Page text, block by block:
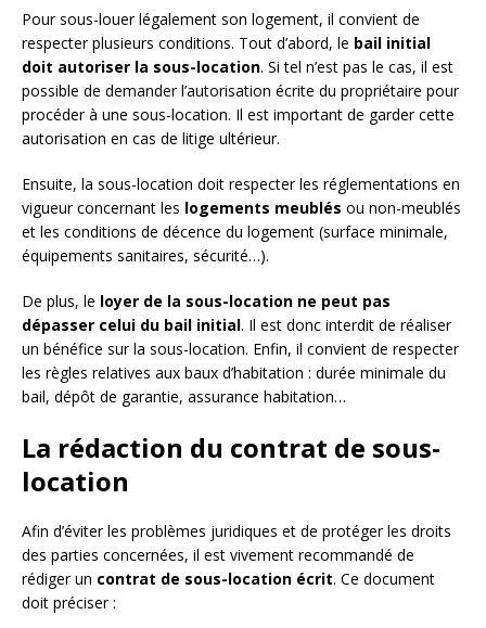
Pour sous-louer légalement son logement, il convient de
respecter plusieurs conditions. Tout d’abord, le bail initial
doit autoriser la sous-location. Si tel n’est pas le cas, il est
possible de demander l’autorisation écrite du propriétaire pour
procéder à une sous-location. Il est important de garder cette
autorisation en cas de litige ultérieur.
Ensuite, la sous-location doit respecter les réglementations en
vigueur concernant les logements meublés ou non-meublés
et les conditions de décence du logement (surface minimale,
équipements sanitaires, sécurité…).
De plus, le loyer de la sous-location ne peut pas
dépasser celui du bail initial. Il est donc interdit de réaliser
un bénéfice sur la sous-location. Enfin, il convient de respecter
les règles relatives aux baux d’habitation : durée minimale du
bail, dépôt de garantie, assurance habitation…
La rédaction du contrat de sous-
location
Afin d’éviter les problèmes juridiques et de protéger les droits
des parties concernées, il est vivement recommandé de
rédiger un contrat de sous-location écrit. Ce document
doit préciser :